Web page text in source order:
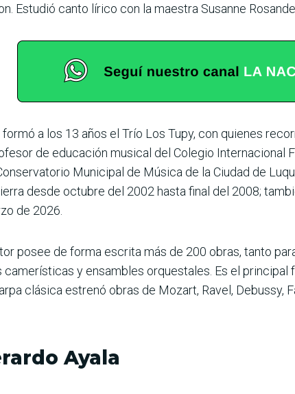
Estudió canto lírico con la maestra Susanne
a los 13 años el Trío Los Tupy, con quienes
de educación musical del Colegio Internacional
Municipal de Música de la Ciudad de
desde octubre del 2002 hasta final del 2008;
de 2026.
posee de forma escrita más de 200 obras, tanto
camerísticas y ensambles orquestales. Es el
clásica estrenó obras de Mozart, Ravel, Debussy,
Ayala